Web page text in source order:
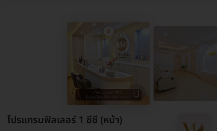
โปรแกรมฟิลเลอร์ 1 ซีซี (หน้า)